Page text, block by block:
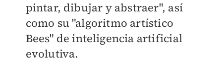
pintar, dibujar y abstraer", así
como su "algoritmo artístico
Bees" de inteligencia artificial
evolutiva.